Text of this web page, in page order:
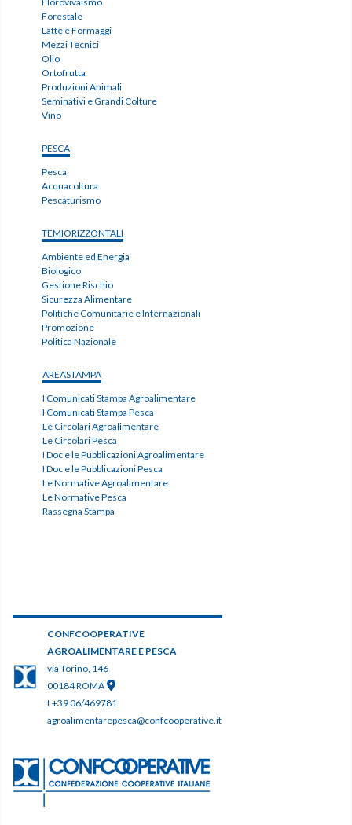
CONFCOOPERATIVE
AGROALIMENTARE E PESCA
via Torino, 146
00184 ROMA
t +39 06/469781
agroalimentarepesca@confcooperative.it
Forestale
Latte e Formaggi
Mezzi Tecnici
Olio
Ortofrutta
Produzioni Animali
Seminativi e Grandi Colture
Vino
PESCA
Pesca
Acquacoltura
Pescaturismo
TEMIORIZZONTALI
Ambiente ed Energia
Biologico
Gestione Rischio
Sicurezza Alimentare
Politiche Comunitarie e Internazionali
Promozione
Politica Nazionale
AREASTAMPA
I Comunicati Stampa Agroalimentare
I Comunicati Stampa Pesca
Le Circolari Agroalimentare
Le Circolari Pesca
I Doc e le Pubblicazioni Agroalimentare
I Doc e le Pubblicazioni Pesca
Le Normative Agroalimentare
Le Normative Pesca
Rassegna Stampa